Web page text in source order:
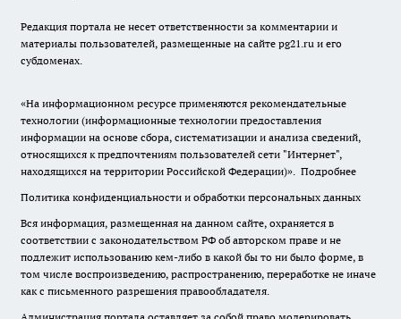
Редакция портала не несет ответственности за комментарии и
материалы пользователей, размещенные на сайте pg21.ru и его
субдоменах.
«На информационном ресурсе применяются рекомендательные
технологии (информационные технологии предоставления
информации на основе сбора, систематизации и анализа сведений,
относящихся к предпочтениям пользователей сети "Интернет",
находящихся на территории Российской Федерации)». Подробнее
Политика конфиденциальности и обработки персональных данных
Вся информация, размещенная на данном сайте, охраняется в
соответствии с законодательством РФ об авторском праве и не
подлежит использованию кем-либо в какой бы то ни было форме, в
том числе воспроизведению, распространению, переработке не иначе
как с письменного разрешения правообладателя.